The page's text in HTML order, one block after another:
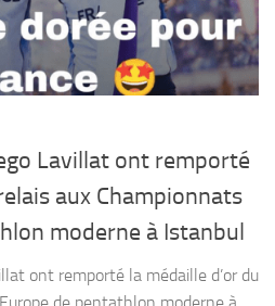
Lavillat ont remporté
aux Championnats
moderne à Istanbul
ont remporté la médaille d’or du